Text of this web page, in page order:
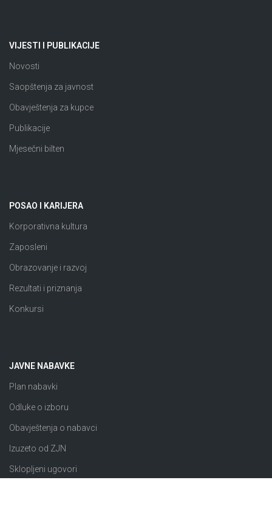
VIJESTI I PUBLIKACIJE
Novosti
Saopštenja za javnost
Obavještenja za kupce
Publikacije
Mjesečni bilten
POSAO I KARIJERA
Korporativna kultura
Zaposleni
Obrazovanje i razvoj
Rezultati i priznanja
Konkursi
JAVNE NABAVKE
Plan nabavki
Odluke o izboru
Obavještenja o nabavci
Izuzeto od ZJN
Sklopljeni ugovori